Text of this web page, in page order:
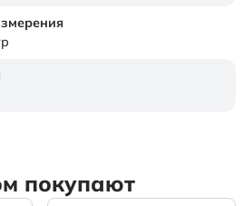
покупают